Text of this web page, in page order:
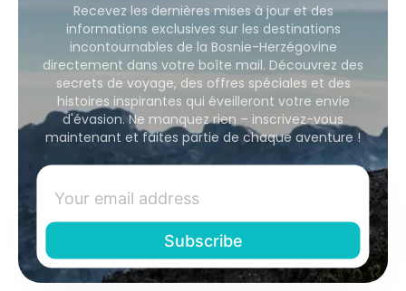
Recevez les dernières mises à jour et des
informations exclusives sur les destinations
incontournables de la Bosnie-Herzégovine
directement dans votre boîte mail. Découvrez des
secrets de voyage, des offres spéciales et des
histoires inspirantes qui éveilleront votre envie
d'évasion. Ne manquez rien – inscrivez-vous
maintenant et faites partie de chaque aventure !